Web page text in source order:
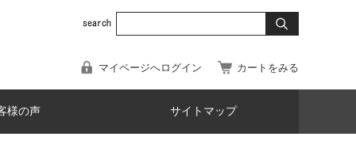
マイページへログイン カートをみる
様の声 サイトマップ